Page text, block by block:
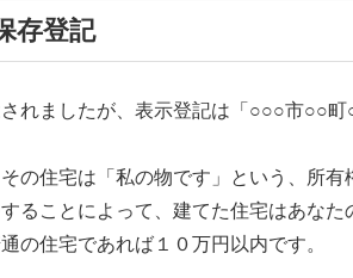
存登記
れましたが、表示登記は「○○○市○○
の住宅は「私の物です」という、所有
ることによって、建てた住宅はあなた
の住宅であれば１０万円以内です。